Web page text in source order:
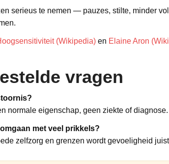
serieus te nemen — pauzes, stilte, minder
(Wikipedia)en Elaine Aron
vragen
normale eigenschap, geen ziekte of diagnose.
met veel prikkels?
zelfzorg en grenzen wordt gevoeligheid